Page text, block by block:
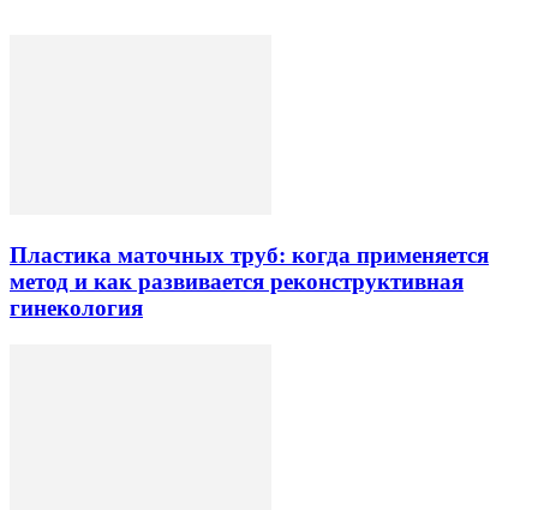
Пластика маточных труб: когда применяется
метод и как развивается реконструктивная
гинекология